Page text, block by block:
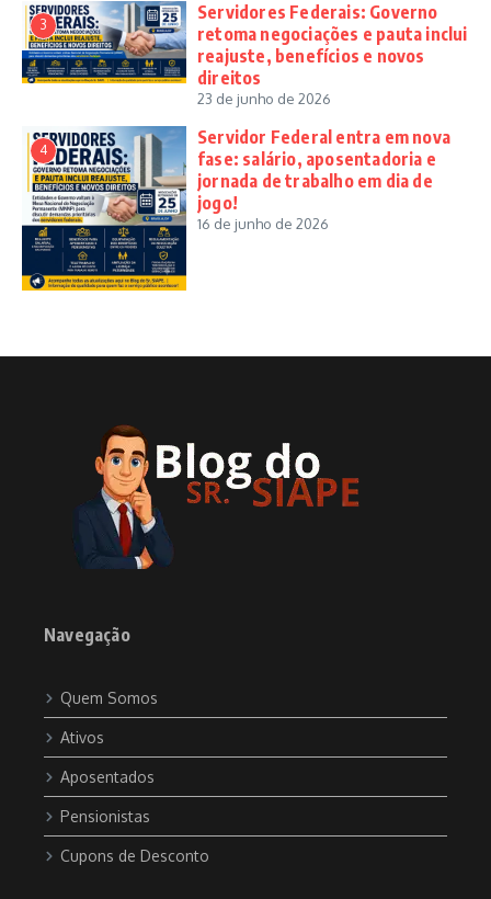
3
Servidores Federais: Governo
retoma negociações e pauta inclui
reajuste, benefícios e novos
direitos
23 de junho de 2026
4
Servidor Federal entra em nova
fase: salário, aposentadoria e
jornada de trabalho em dia de
jogo!
16 de junho de 2026
Navegação
Quem Somos
Ativos
Aposentados
Pensionistas
Cupons de Desconto